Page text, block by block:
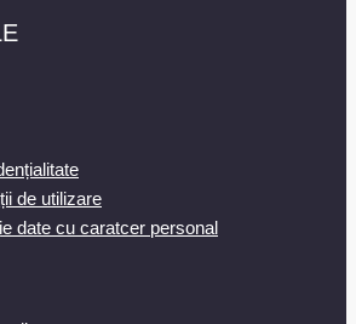
de utilizare
date cu caratcer personal